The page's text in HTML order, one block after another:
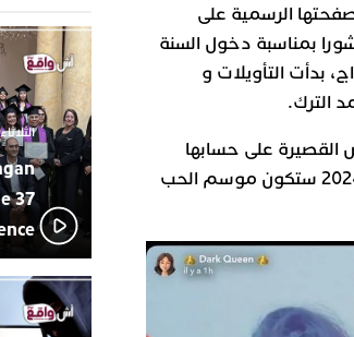
الرسمية على
بمناسبة دخول السنة
بدأت التأويلات و
الترك.
على حسابها
الخاص بالموقع المذكور عبارة تضمنت مايلي: “2024 ستكون موسم الحب
22:36 أبوظبي
العرش
بن زايد
13:30 دنيا
بأداء
19:11 يقظة
مثيرة
بالجديدة
17:27اتحاد
دورة
23:18ترسيخا
فعاليات
الثلاثاء 10 مارس 2026 -
37